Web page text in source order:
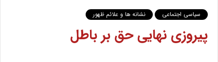
سیاسی اجتماعی نشانه ها و علائم ظهور
پیروزى نهایى حق بر باطل